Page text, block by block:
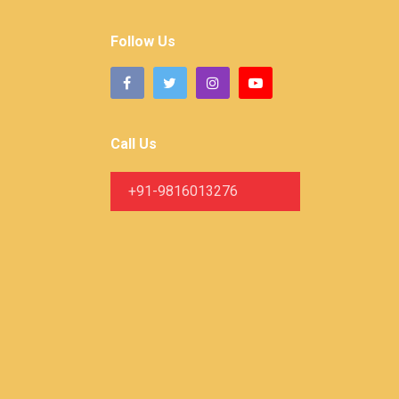
Follow Us
Call Us
+91-9816013276